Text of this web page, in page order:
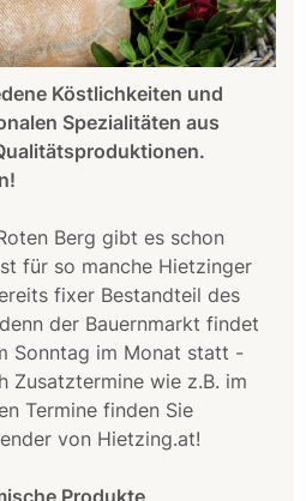
Köstlichkeiten und
Spezialitäten aus
Berg gibt es schon
für so manche Hietzinger
fixer Bestandteil des
der Bauernmarkt findet
Sonntag im Monat statt -
Zusatztermine wie z.B. im
Termine finden Sie
von Hietzing.at!
Produkte